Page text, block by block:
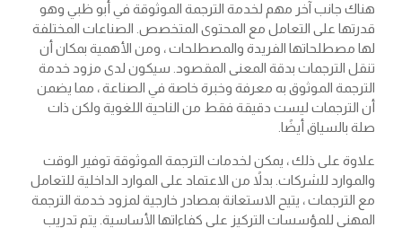
هناك جانب آخر مهم لخدمة الترجمة الموثوقة في أبو ظبي وهو
قدرتها على التعامل مع المحتوى المتخصص. الصناعات المختلفة
لها مصطلحاتها الفريدة والمصطلحات ، ومن الأهمية بمكان أن
تنقل الترجمات بدقة المعنى المقصود. سيكون لدى مزود خدمة
الترجمة الموثوق به معرفة وخبرة خاصة في الصناعة ، مما يضمن
أن الترجمات ليست دقيقة فقط من الناحية اللغوية ولكن ذات
صلة بالسياق أيضًا.
علاوة على ذلك ، يمكن لخدمات الترجمة الموثوقة توفير الوقت
والموارد للشركات. بدلاً من الاعتماد على الموارد الداخلية للتعامل
مع الترجمات ، يتيح الاستعانة بمصادر خارجية لمزود خدمة الترجمة
المهني للمؤسسات التركيز على كفاءاتها الأساسية. يتم تدريب